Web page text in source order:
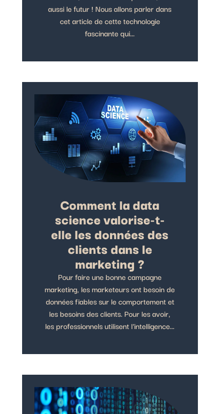
aussi le futur ! Nous allons parler dans
cet article de cette technologie
fascinante qui...
Comment la data
science valorise-t-
elle les données des
clients dans le
marketing ?
Pour faire une bonne campagne
marketing, les marketeurs ont besoin de
données fiables sur le comportement et
les besoins des clients. Pour les avoir,
les professionnels utilisent l'intelligence...